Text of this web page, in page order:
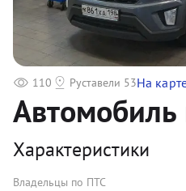
Автомобиль
Характеристики
Владельцы по ПТС
110 Руставели 53На